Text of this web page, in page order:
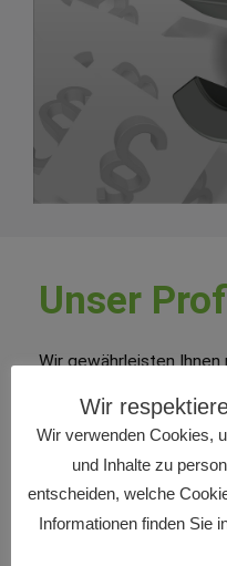
Unser
Wir gewährleisten
sondern auch eine
Fristenkontrolle,
Verschwiegenheit.
Vollumfänglich erfüllen
Wir
Wir verwenden Cookies,
und Inhalte zu
entscheiden, welche
Informationen finden Sie